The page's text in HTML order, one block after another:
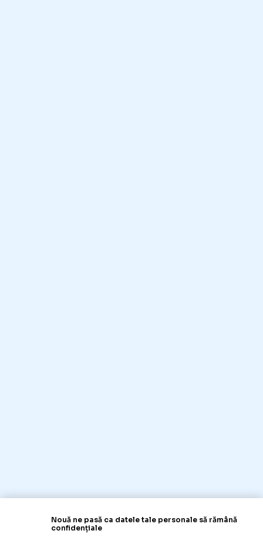
Nouă ne pasă ca datele tale personale să rămână
confidențiale